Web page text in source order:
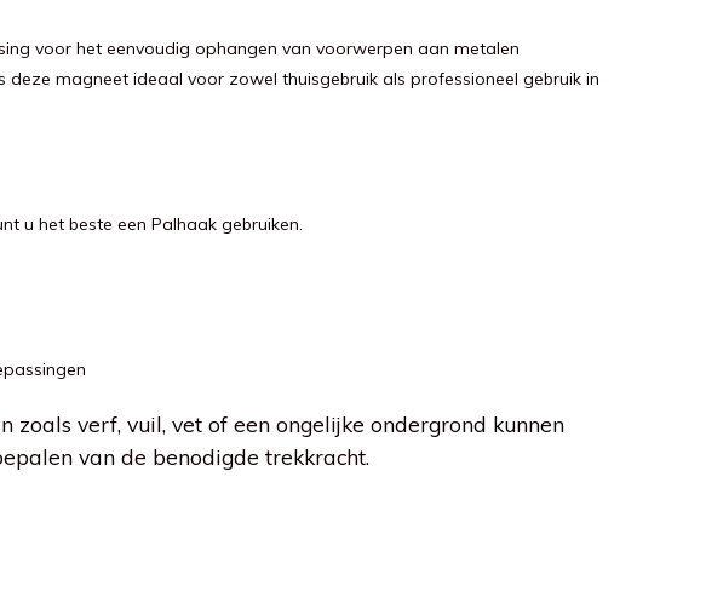
voor het eenvoudig ophangen van voorwerpen aan metalen
magneet ideaal voor zowel thuisgebruik als professioneel gebruik in
u het beste een Palhaak gebruiken.
verf, vuil, vet of een ongelijke ondergrond kunnen
van de benodigde trekkracht.